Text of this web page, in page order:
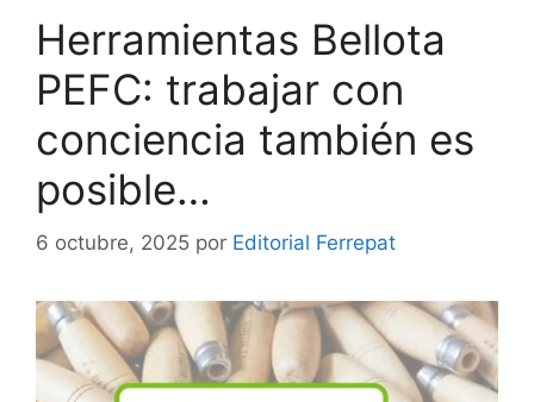
Herramientas Bellota
PEFC: trabajar con
conciencia también es
posible…
6 octubre, 2025 por Editorial Ferrepat